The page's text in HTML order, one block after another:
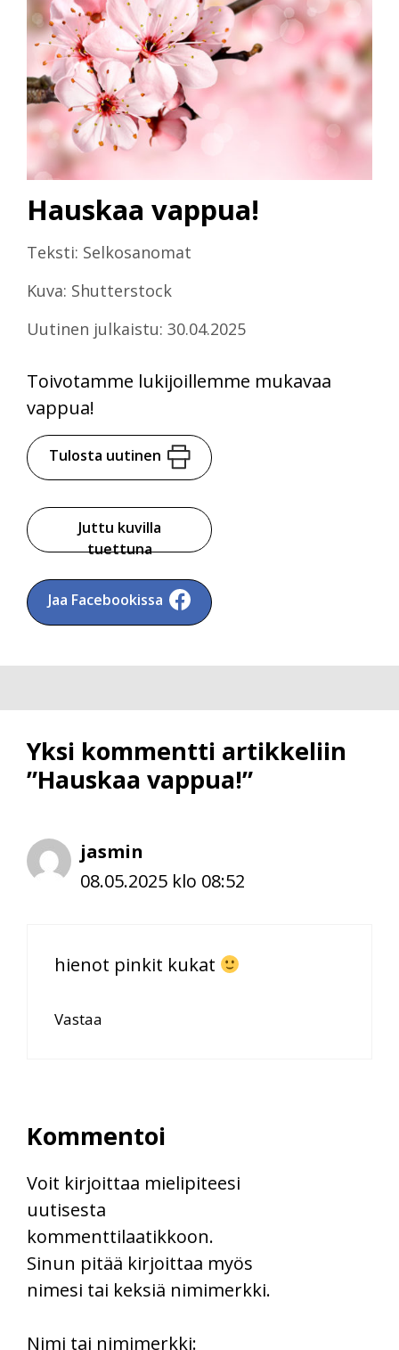
Hauskaa vappua!
Teksti: Selkosanomat
Kuva: Shutterstock
Uutinen julkaistu: 30.04.2025
Toivotamme lukijoillemme mukavaa
vappua!
Tulosta uutinen
Juttu kuvilla
tuettuna
Jaa Facebookissa
Yksi kommentti artikkeliin
”Hauskaa vappua!”
jasmin
08.05.2025 klo 08:52
hienot pinkit kukat
Vastaa
Kommentoi
Voit kirjoittaa mielipiteesi
uutisesta
kommenttilaatikkoon.
Sinun pitää kirjoittaa myös
nimesi tai keksiä nimimerkki.
Nimi tai nimimerkki: